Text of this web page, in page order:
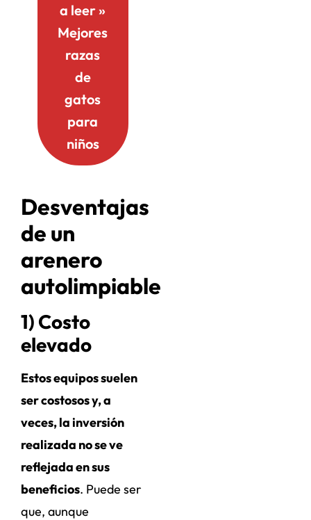
a leer »
Mejores
razas
de
gatos
para
niños
Desventajas
de un
arenero
autolimpiable
1) Costo
elevado
Estos equipos suelen
ser costosos y, a
veces, la inversión
realizada no se ve
reflejada en sus
beneficios. Puede ser
que, aunque